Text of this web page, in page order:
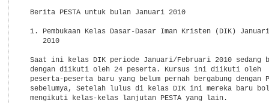
  Berita PESTA untuk bulan Januari 2010
1. Pembukaan Kelas Dasar-Dasar Iman Kristen (DIK)
     2010
Saat ini kelas DIK periode Januari/Februari 2010 sedang
  dengan diikuti oleh 24 peserta. Kursus ini diikuti oleh
peserta-peserta baru yang belum pernah bergabung dengan
sebelumya, Setelah lulus di kelas DIK ini mereka baru
  mengikuti kelas-kelas lanjutan PESTA yang lain.